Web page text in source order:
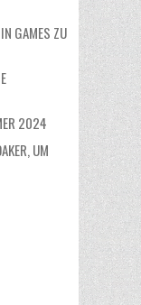
GAMES ZU
2024
UM